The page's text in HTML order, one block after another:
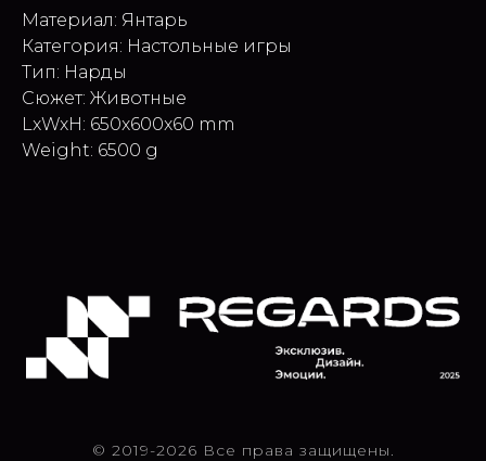
Материал: Янтарь
Категория: Настольные игры
Тип: Нарды
Сюжет: Животные
LxWxH: 650x600x60 mm
Weight: 6500 g
© 2019-2026 Все права защищены.